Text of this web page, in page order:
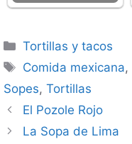
Categorías
Tortillas y tacos
Etiquetas
Comida mexicana,
Sopes, Tortillas
El Pozole Rojo
La Sopa de Lima